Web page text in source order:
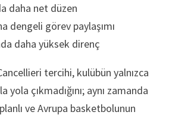
daha net düzen
dengeli görev paylaşımı
daha yüksek direnç
tercihi, kulübün yalnızca
çıkmadığını; aynı zamanda
ve Avrupa basketbolunun